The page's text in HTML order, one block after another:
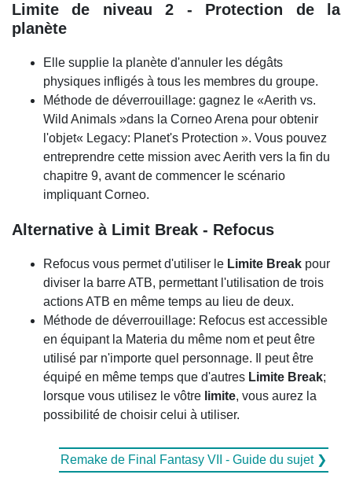
Limite de niveau 2 - Protection de la
planète
Elle supplie la planète d'annuler les dégâts
physiques infligés à tous les membres du groupe.
Méthode de déverrouillage: gagnez le «Aerith vs.
Wild Animals »dans la Corneo Arena pour obtenir
l'objet« Legacy: Planet's Protection ». Vous pouvez
entreprendre cette mission avec Aerith vers la fin du
chapitre 9, avant de commencer le scénario
impliquant Corneo.
Alternative à Limit Break - Refocus
Refocus vous permet d'utiliser le Limite Break pour
diviser la barre ATB, permettant l'utilisation de trois
actions ATB en même temps au lieu de deux.
Méthode de déverrouillage: Refocus est accessible
en équipant la Materia du même nom et peut être
utilisé par n'importe quel personnage. Il peut être
équipé en même temps que d'autres Limite Break;
lorsque vous utilisez le vôtre limite, vous aurez la
possibilité de choisir celui à utiliser.
Remake de Final Fantasy VII - Guide du sujet ❯